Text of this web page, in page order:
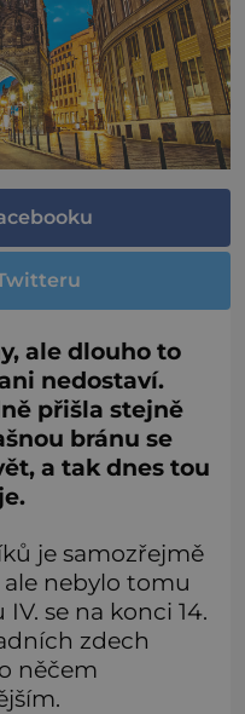
ale dlouho to
nedostaví.
přišla stejně
bránu se
a tak dnes tou
je samozřejmě
ale nebylo tomu
se na konci 14.
zdech
něčem